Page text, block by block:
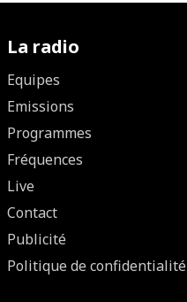
La radio
Equipes
Emissions
Programmes
Fréquences
Live
Contact
Publicité
Politique de confidentialité